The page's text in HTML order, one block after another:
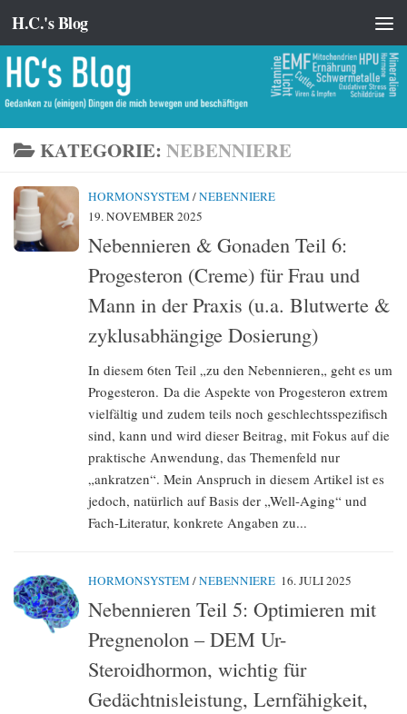
Zum Inhalt springen
H.C.'s Blog
KATEGORIE: NEBENNIERE
HORMONSYSTEM /NEBENNIERE
19. NOVEMBER 2025
Nebennieren & Gonaden Teil 6:
Progesteron (Creme) für Frau und
Mann in der Praxis (u.a. Blutwerte &
zyklusabhängige Dosierung)
In diesem 6ten Teil „zu den Nebennieren„ geht es um
Progesteron. Da die Aspekte von Progesteron extrem
vielfältig und zudem teils noch geschlechtsspezifisch
sind, kann und wird dieser Beitrag, mit Fokus auf die
praktische Anwendung, das Themenfeld nur
„ankratzen“. Mein Anspruch in diesem Artikel ist es
jedoch, natürlich auf Basis der „Well-Aging“ und
Fach-Literatur, konkrete Angaben zu...
HORMONSYSTEM /NEBENNIERE 16. JULI 2025
Nebennieren Teil 5: Optimieren mit
Pregnenolon – DEM Ur-
Steroidhormon, wichtig für
Gedächtnisleistung, Lernfähigkeit,